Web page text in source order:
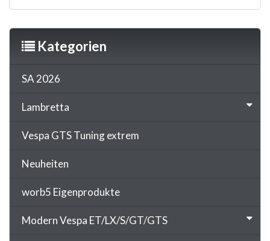
Kategorien
SA 2026
Lambretta
Vespa GTS Tuning extrem
Neuheiten
worb5 Eigenprodukte
Modern Vespa ET/LX/S/GT/GTS